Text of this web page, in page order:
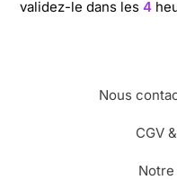
validez-le dans les 4
Nous
CGV